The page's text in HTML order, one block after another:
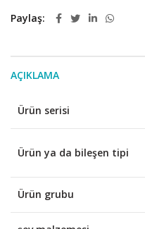
Paylaş
AÇIKLAMA
Ürün serisi
Ürün ya da bileşen tipi
Ürün grubu